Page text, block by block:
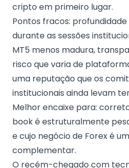
cripto em primeiro lugar.
Pontos fracos:
durante as sessões
MT5 menos madura,
risco que varia de
uma reputação que os
institucionais ainda levam
Melhor encaixe para:
book é estruturalmente
e cujo negócio de Forex é
complementar.
O recém-chegado com